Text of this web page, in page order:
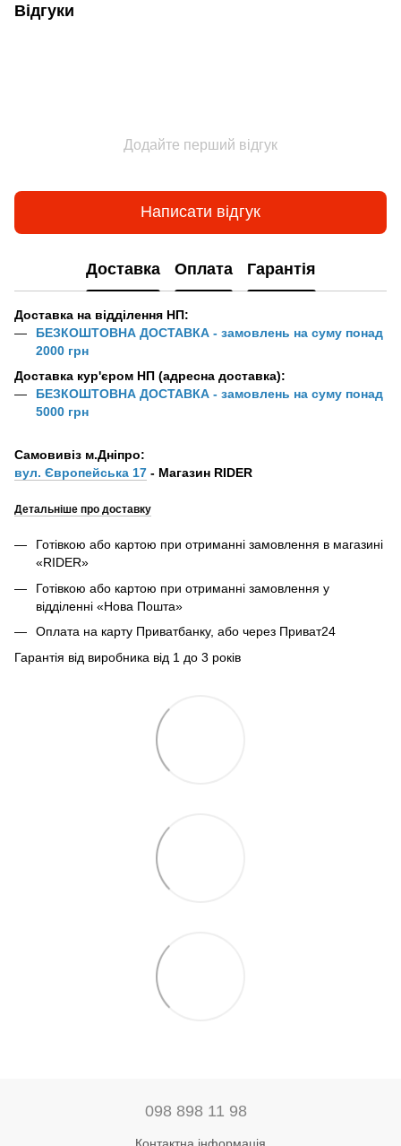
Відгуки
Додайте перший відгук
Написати відгук
Доставка Оплата Гарантія
Доставка на відділення НП:
БЕЗКОШТОВНА ДОСТАВКА - замовлень на суму понад
2000 грн
Доставка кур'єром НП (адресна доставка):
БЕЗКОШТОВНА ДОСТАВКА - замовлень на суму понад
5000 грн
Самовивіз м.Дніпро:
вул. Європейська 17 - Магазин RIDER
Детальніше про доставку
Готівкою або картою при отриманні замовлення в магазині
«RIDER»
Готівкою або картою при отриманні замовлення у
відділенні «Нова Пошта»
Оплата на карту Приватбанку, або через Приват24
Гарантія від виробника від 1 до 3 років
098 898 11 98
Контактна інформація